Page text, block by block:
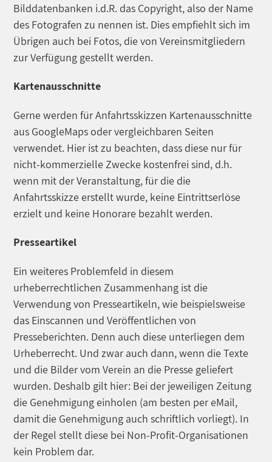
Bilddatenbanken i.d.R. das Copyright, also der Name
des Fotografen zu nennen ist. Dies empfiehlt sich im
Übrigen auch bei Fotos, die von Vereinsmitgliedern
zur Verfügung gestellt werden.
Kartenausschnitte
Gerne werden für Anfahrtsskizzen Kartenausschnitte
aus GoogleMaps oder vergleichbaren Seiten
verwendet. Hier ist zu beachten, dass diese nur für
nicht-kommerzielle Zwecke kostenfrei sind, d.h.
wenn mit der Veranstaltung, für die die
Anfahrtsskizze erstellt wurde, keine Eintrittserlöse
erzielt und keine Honorare bezahlt werden.
Presseartikel
Ein weiteres Problemfeld in diesem
urheberrechtlichen Zusammenhang ist die
Verwendung von Presseartikeln, wie beispielsweise
das Einscannen und Veröffentlichen von
Presseberichten. Denn auch diese unterliegen dem
Urheberrecht. Und zwar auch dann, wenn die Texte
und die Bilder vom Verein an die Presse geliefert
wurden. Deshalb gilt hier: Bei der jeweiligen Zeitung
die Genehmigung einholen (am besten per eMail,
damit die Genehmigung auch schriftlich vorliegt). In
der Regel stellt diese bei Non-Profit-Organisationen
kein Problem dar.